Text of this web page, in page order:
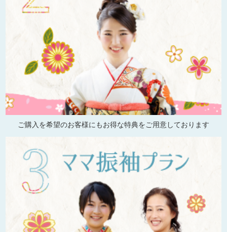
ご購入を希望のお客様にもお得な特典をご用意しております